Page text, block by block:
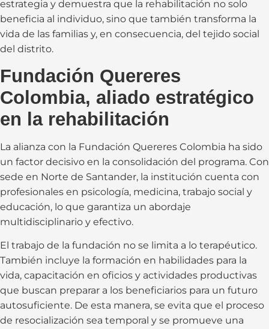
estrategia y demuestra que la rehabilitación no solo
beneficia al individuo, sino que también transforma la
vida de las familias y, en consecuencia, del tejido social
del distrito.
Fundación Quereres
Colombia, aliado estratégico
en la rehabilitación
La alianza con la Fundación Quereres Colombia ha sido
un factor decisivo en la consolidación del programa. Con
sede en Norte de Santander, la institución cuenta con
profesionales en psicología, medicina, trabajo social y
educación, lo que garantiza un abordaje
multidisciplinario y efectivo.
El trabajo de la fundación no se limita a lo terapéutico.
También incluye la formación en habilidades para la
vida, capacitación en oficios y actividades productivas
que buscan preparar a los beneficiarios para un futuro
autosuficiente. De esta manera, se evita que el proceso
de resocialización sea temporal y se promueve una